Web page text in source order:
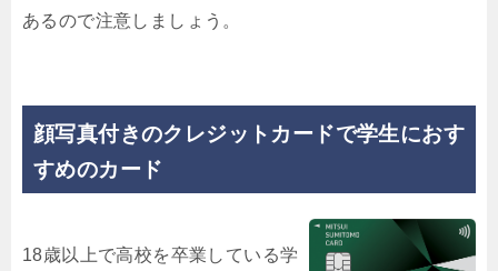
あるので注意しましょう。
顔写真付きのクレジットカードで学生におす
すめのカード
18歳以上で高校を卒業している学